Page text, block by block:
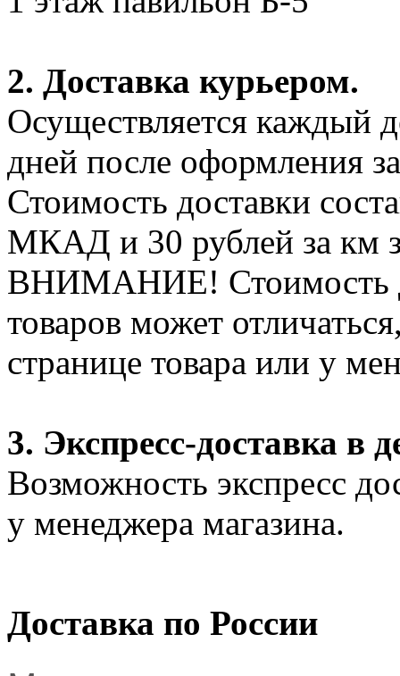
2. Доставка курьером.
Осуществляется каждый
дней после оформления
Стоимость доставки
МКАД и 30 рублей за км
ВНИМАНИЕ! Стоимость
товаров может
странице товара или у
3. Экспресс-доставка в
Возможность экспресс
у менеджера магазина.
Доставка по России